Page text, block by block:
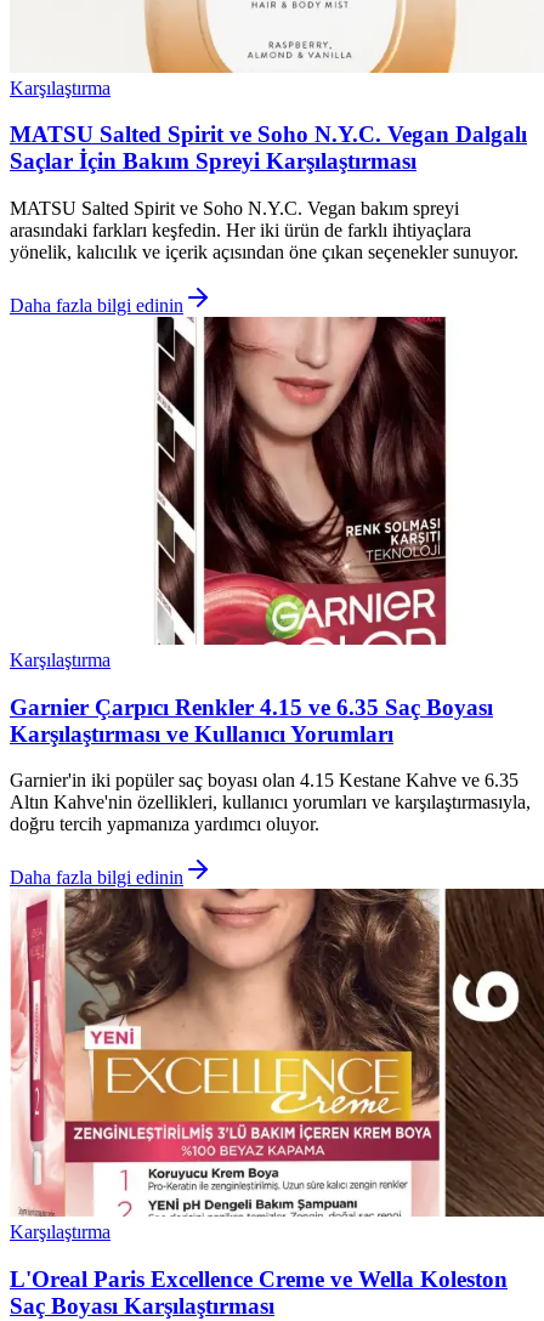
Karşılaştırma
MATSU Salted Spirit ve Soho N.Y.C. Vegan Dalgalı
Saçlar İçin Bakım Spreyi Karşılaştırması
MATSU Salted Spirit ve Soho N.Y.C. Vegan bakım spreyi
arasındaki farkları keşfedin. Her iki ürün de farklı ihtiyaçlara
yönelik, kalıcılık ve içerik açısından öne çıkan seçenekler sunuyor.
Daha fazla bilgi edinin
Karşılaştırma
Garnier Çarpıcı Renkler 4.15 ve 6.35 Saç Boyası
Karşılaştırması ve Kullanıcı Yorumları
Garnier'in iki popüler saç boyası olan 4.15 Kestane Kahve ve 6.35
Altın Kahve'nin özellikleri, kullanıcı yorumları ve karşılaştırmasıyla,
doğru tercih yapmanıza yardımcı oluyor.
Daha fazla bilgi edinin
Karşılaştırma
L'Oreal Paris Excellence Creme ve Wella Koleston
Saç Boyası Karşılaştırması